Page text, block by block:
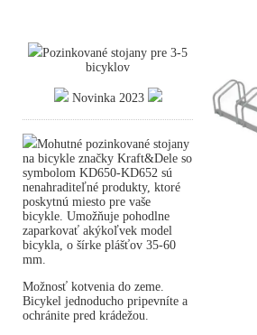
Pozinkované stojany pre 3-5
bicyklov
Novinka 2023
Mohutné pozinkované stojany
na bicykle značky Kraft&Dele so
symbolom KD650-KD652 sú
nenahraditeľné produkty, ktoré
poskytnú miesto pre vaše
bicykle. Umožňuje pohodlne
zaparkovať akýkoľvek model
bicykla, o šírke plášťov 35-60
mm.
Možnosť kotvenia do zeme.
Bicykel jednoducho pripevníte a
ochránite pred krádežou.